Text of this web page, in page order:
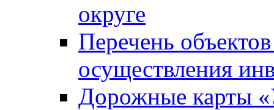
округе
Перечень
осуществления
Дорожные карты